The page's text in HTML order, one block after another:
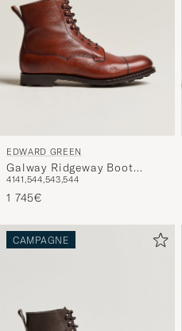
EDWARD GREEN
Galway Ridgeway Boot
Rosewood Country Calf
4141,544,543,544
1 745€
CAMPAGNE